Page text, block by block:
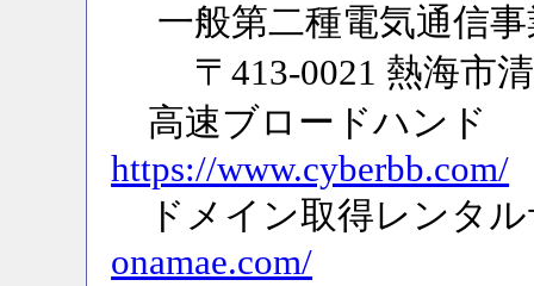
一般第二種電気通信
〒413-0021 熱海市清
高速ブロード
https://www.cyberbb.com/
ドメイン取得レンタ
onamae.com/